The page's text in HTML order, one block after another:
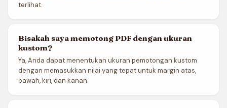
terlihat.
Bisakah saya memotong PDF dengan ukuran
kustom?
Ya, Anda dapat menentukan ukuran pemotongan kustom
dengan memasukkan nilai yang tepat untuk margin atas,
bawah, kiri, dan kanan.